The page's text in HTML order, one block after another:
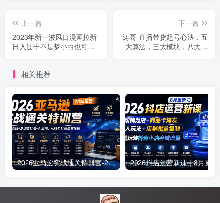
上一篇
2023年新一波风口漫画拉新
日入过千不是梦小白也可从
下一篇
涛哥-直播带货起号心法，五
大算法，三大模块，八大步
相关推荐
2026亚马逊实战通关特训营-2026更新，多维选品+渐进式打法+AI应用，从0到1打造盈利店铺